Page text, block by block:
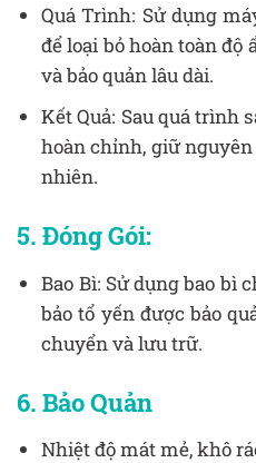
Quá Trình: Sử dụng
để loại bỏ hoàn toàn độ
và bảo quản lâu dài.
Kết Quả: Sau quá trình
hoàn chỉnh, giữ
nhiên.
5. Đóng Gói:
Bao Bì: Sử dụng bao bì
bảo tổ yến được bảo
chuyển và lưu trữ.
6. Bảo Quản
Nhiệt độ mát mẻ, khô